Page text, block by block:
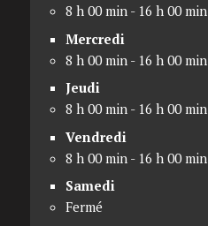
8 h 00 min - 16 h 00 min
Mercredi
8 h 00 min - 16 h 00 min
Jeudi
8 h 00 min - 16 h 00 min
Vendredi
8 h 00 min - 16 h 00 min
Samedi
Fermé